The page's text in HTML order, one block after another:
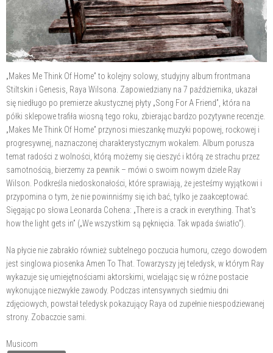
„Makes Me Think Of Home” to kolejny solowy, studyjny album frontmana
Stiltskin i Genesis, Raya Wilsona. Zapowiedziany na 7 października, ukazał
się niedługo po premierze akustycznej płyty „Song For A Friend”, która na
półki sklepowe trafiła wiosną tego roku, zbierając bardzo pozytywne recenzje.
„Makes Me Think Of Home” przynosi mieszankę muzyki popowej, rockowej i
progresywnej, naznaczonej charakterystycznym wokalem. Album porusza
temat radości z wolności, którą możemy się cieszyć i którą ze strachu przez
samotnością, bierzemy za pewnik – mówi o swoim nowym dziele Ray
Wilson. Podkreśla niedoskonałości, które sprawiają, że jesteśmy wyjątkowi i
przypomina o tym, że nie powinniśmy się ich bać, tylko je zaakceptować.
Sięgając po słowa Leonarda Cohena: „There is a crack in everything. That's
how the light gets in” („We wszystkim są pęknięcia. Tak wpada światło”).
Na płycie nie zabrakło również subtelnego poczucia humoru, czego dowodem
jest singlowa piosenka Amen To That. Towarzyszy jej teledysk, w którym Ray
wykazuje się umiejętnościami aktorskimi, wcielając się w różne postacie
wykonujące niezwykłe zawody. Podczas intensywnych siedmiu dni
zdjęciowych, powstał teledysk pokazujący Raya od zupełnie niespodziewanej
strony. Zobaczcie sami.
Musicom